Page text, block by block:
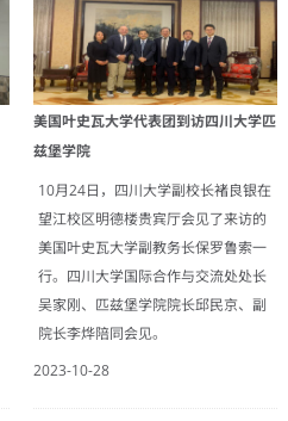
美国叶史瓦大学代表团到访四川大学匹
兹堡学院
10月24日，四川大学副校长褚良银在
望江校区明德楼贵宾厅会见了来访的
美国叶史瓦大学副教务长保罗鲁索一
行。四川大学国际合作与交流处处长
吴家刚、匹兹堡学院院长邱民京、副
院长李烨陪同会见。
2023-10-28